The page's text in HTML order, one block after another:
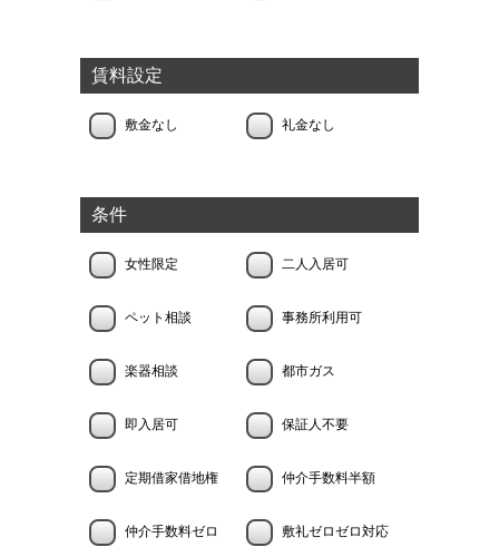
賃料設定
敷金なし 礼金なし
条件
女性限定 二人入居可
ペット相談 事務所利用可
楽器相談 都市ガス
即入居可 保証人不要
定期借家借地権 仲介手数料半額
仲介手数料ゼロ 敷礼ゼロゼロ対応